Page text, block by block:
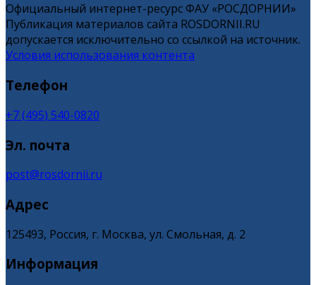
Официальный интернет-ресурс ФАУ «РОСДОРНИИ»
Публикация материалов сайта ROSDORNII.RU
допускается исключительно со ссылкой на источник.
Условия использования контента
Телефон
+7 (495) 540-0820
Эл. почта
post@rosdornii.ru
Адрес
125493, Россия, г. Москва, ул. Смольная, д. 2
Информация